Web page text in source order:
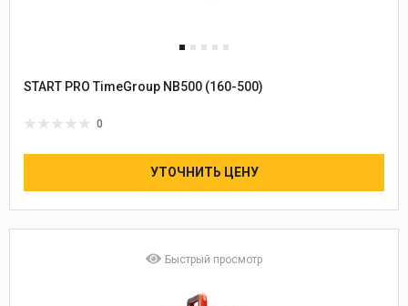
START PRO TimeGroup NB500 (160-500)
0
УТОЧНИТЬ ЦЕНУ
Быстрый просмотр